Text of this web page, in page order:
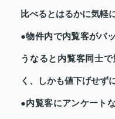
比べるとはるかに気軽
●物件内で内覧客がバ
うなると内覧客同士
く、しかも値下げせず
●内覧客にアンケート